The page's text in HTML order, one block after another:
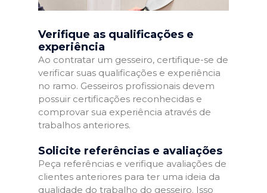
Verifique as qualificações e
experiência
Ao contratar um gesseiro, certifique-se de
verificar suas qualificações e experiência
no ramo. Gesseiros profissionais devem
possuir certificações reconhecidas e
comprovar sua experiência através de
trabalhos anteriores.
Solicite referências e avaliações
Peça referências e verifique avaliações de
clientes anteriores para ter uma ideia da
qualidade do trabalho do gesseiro. Isso